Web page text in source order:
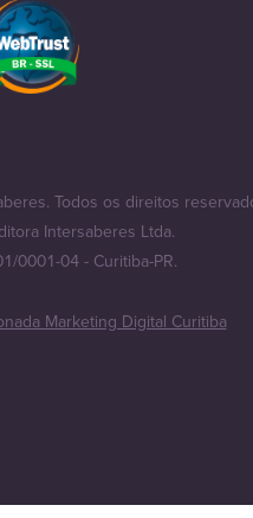
Todos os direitos
Intersaberes Ltda.
0001-04 - Curitiba-PR.
Marketing Digital Curitiba